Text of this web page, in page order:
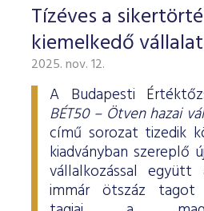
Tízéves a
kiemelkedő
2025. nov. 12.
A Budapesti
BÉT50 – Ötven hazai
című sorozat tizedik
kiadványban szereplő
vállalkozással együtt
immár ötszáz tagot